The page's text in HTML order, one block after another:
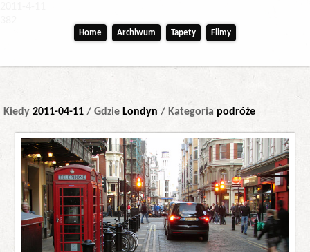
Home Archiwum Tapety Filmy
Kiedy 2011-04-11 / Gdzie Londyn/ Kategoria podróże